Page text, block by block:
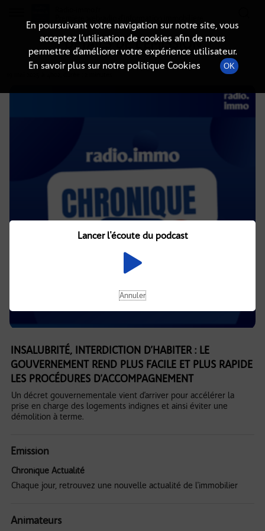
DÉTAILS DE L'ÉMISSION
INSALUBRITÉ, INTERDICTION D’HABITER : LE
GOUVERNEMENT REND PLUS FACILE ET PLUS RAPIDE
LES PROCÉDURES D’ACCOMPAGNEMENT
Un décret gouvernementale vient d’arriver pour accélérer la
prise en charge des logements indignes et ainsi éviter une
démolition à terme.
Emission
Chronique Actualité
Chaque jour, retrouvez une nouvelle actualité de l'immobilier
Animateurs
En poursuivant votre navigation sur notre site, vous
acceptez l’utilisation de cookies afin de nous
permettre d’améliorer votre expérience utilisateur.
En savoir plus sur notre politique Cookies
OK
Lancer l'écoute du podcast
Annuler